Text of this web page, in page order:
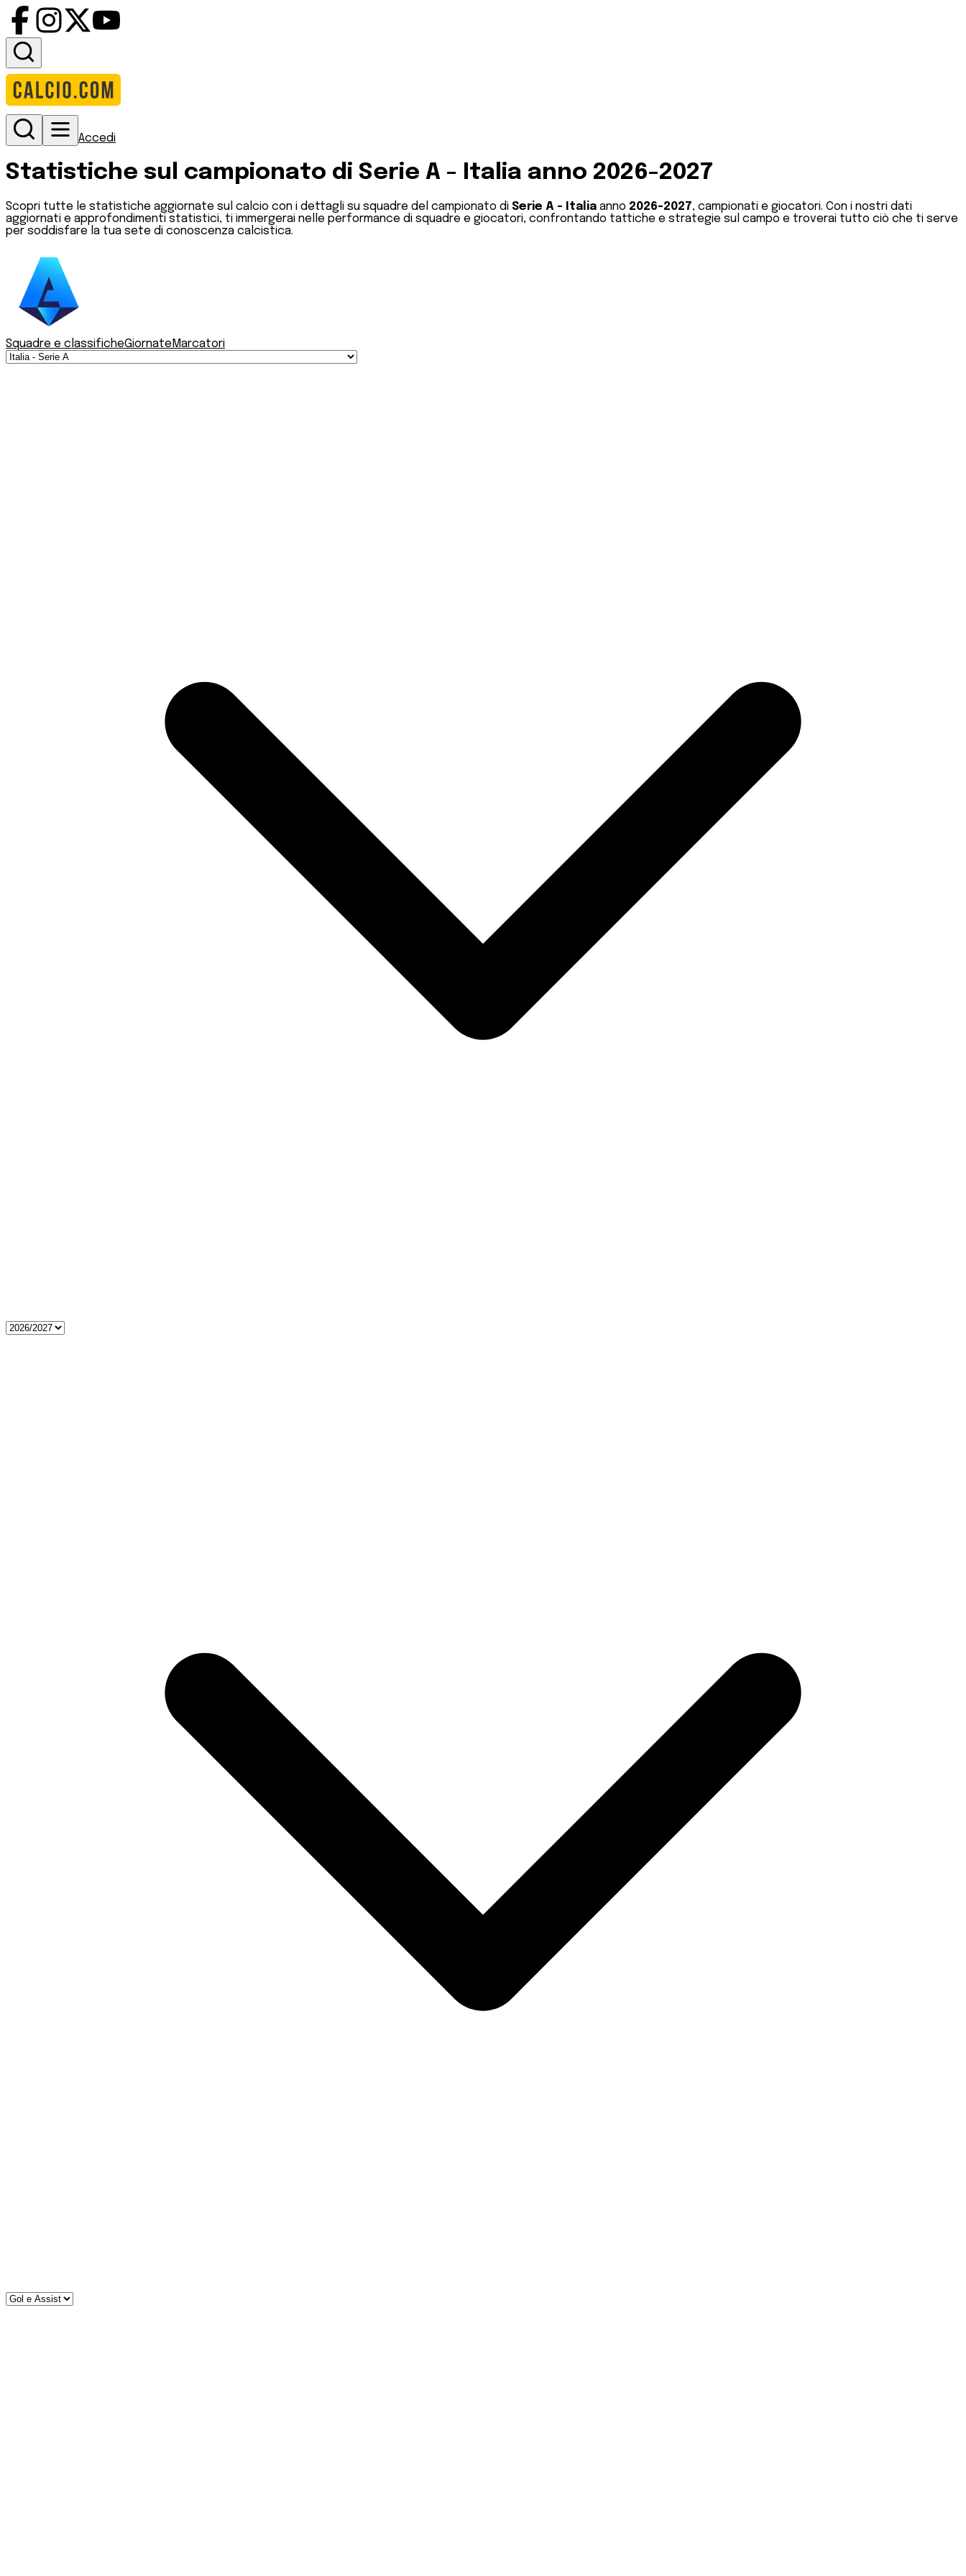
Accedi
Statistiche sul campionato di Serie A - Italia anno 2026-2027
Scopri tutte le statistiche aggiornate sul calcio con i dettagli su squadre del campionato di Serie A - Italia anno 2026-2027, campionati e giocatori. Con i nostri dati
aggiornati e approfondimenti statistici, ti immergerai nelle performance di squadre e giocatori, confrontando tattiche e strategie sul campo e troverai tutto ciò che ti serve
per soddisfare la tua sete di conoscenza calcistica.
Squadre e classificheGiornate Marcatori